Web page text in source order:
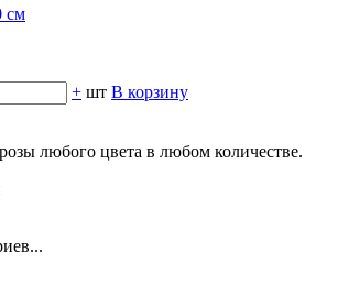
см
+ шт В корзину
любого цвета в любом количестве.